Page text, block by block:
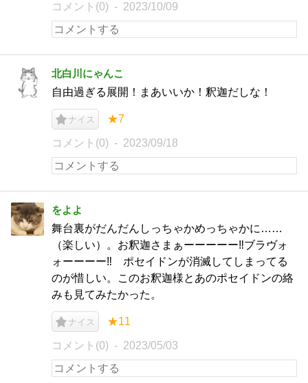
コメント(0) 2023/10/09
北白川にゃんこ
自由過ぎる展開！まあいいか！釈迦だしな！
ナイス ★7
コメント(0) 2023/09/18
をよよ
舞台裏がだんだんしっちゃかめっちゃかに……
（楽しい）。お釈迦さまぁーーーーー‼ブラヴォ
ォーーーー‼ ポセイドンが消滅してしまってる
のが惜しい。このお釈迦様とあのポセイドンの絡
みも見てみたかった。
ナイス ★11
コメント(0) 2023/05/03